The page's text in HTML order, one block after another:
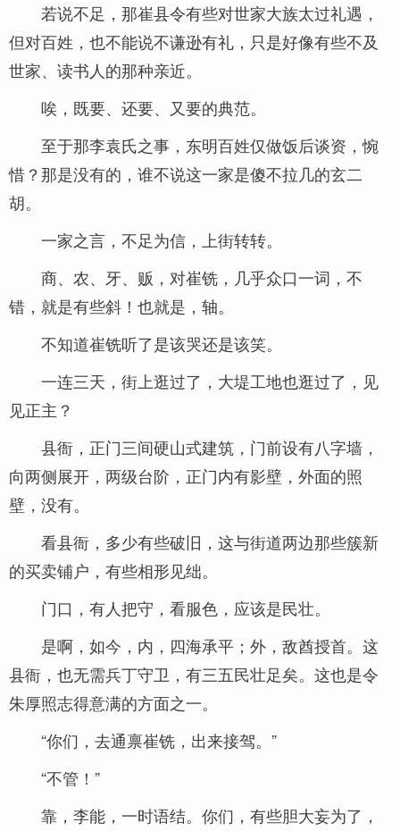
若说不足，那崔县令有些对世家大族太过礼遇，
但对百姓，也不能说不谦逊有礼，只是好像有些不及
世家、读书人的那种亲近。
唉，既要、还要、又要的典范。
至于那李袁氏之事，东明百姓仅做饭后谈资，惋
惜？那是没有的，谁不说这一家是傻不拉几的玄二
胡。
一家之言，不足为信，上街转转。
商、农、牙、贩，对崔铣，几乎众口一词，不
错，就是有些斜！也就是，轴。
不知道崔铣听了是该哭还是该笑。
一连三天，街上逛过了，大堤工地也逛过了，见
见正主？
县衙，正门三间硬山式建筑，门前设有八字墙，
向两侧展开，两级台阶，正门内有影壁，外面的照
壁，没有。
看县衙，多少有些破旧，这与街道两边那些簇新
的买卖铺户，有些相形见绌。
门口，有人把守，看服色，应该是民壮。
是啊，如今，内，四海承平；外，敌酋授首。这
县衙，也无需兵丁守卫，有三五民壮足矣。这也是令
朱厚照志得意满的方面之一。
“你们，去通禀崔铣，出来接驾。”
“不管！”
靠，李能，一时语结。你们，有些胆大妄为了，